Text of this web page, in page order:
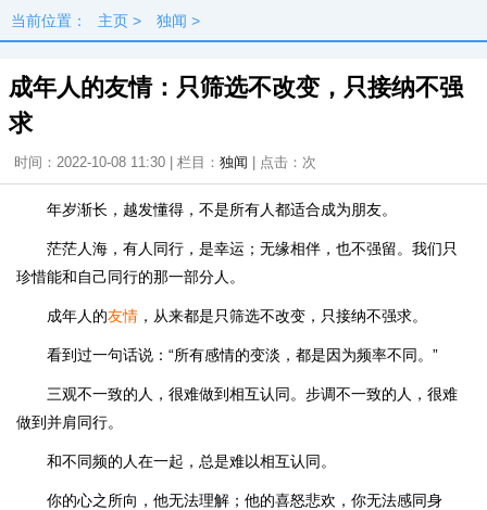
当前位置： 主页 > 独闻 >
成年人的友情：只筛选不改变，只接纳不强
求
时间：2022-10-08 11:30 | 栏目： 独闻 | 点击： 次
年岁渐长，越发懂得，不是所有人都适合成为朋友。
茫茫人海，有人同行，是幸运；无缘相伴，也不强留。我们只
珍惜能和自己同行的那一部分人。
成年人的友情 ，从来都是只筛选不改变，只接纳不强求。
看到过一句话说：“所有感情的变淡，都是因为频率不同。”
三观不一致的人，很难做到相互认同。步调不一致的人，很难
做到并肩同行。
和不同频的人在一起，总是难以相互认同。
你的心之所向，他无法理解；他的喜怒悲欢，你无法感同身